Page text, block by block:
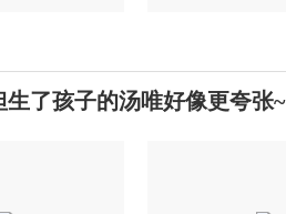
生了孩子的汤唯好像更夸张~